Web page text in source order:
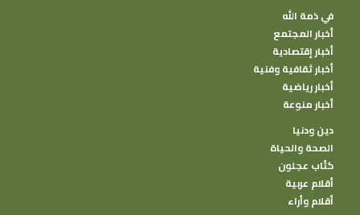
في ذمة الله
أخبار المجتمع
أخبار إقتصادية
أخبار ثقافية وفنية
أخبار رياضية
أخبار منوعة
دين ودنيا
الصحة والحياة
كتًاب عجلون
أقلام عربية
أقلام وأراء